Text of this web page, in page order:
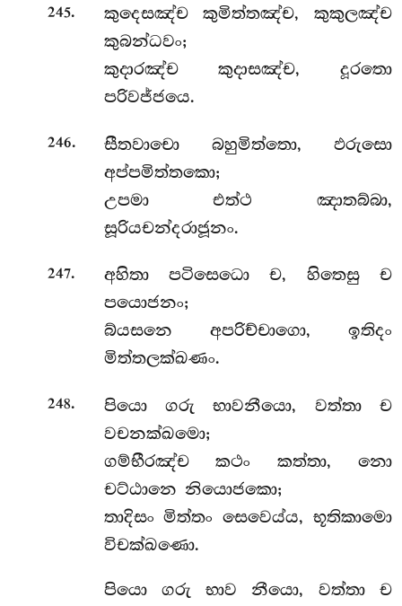
245. කුදෙසඤ්චකුමිත්තඤ්ච, කුකුලඤ්ච
කුබන්ධවං;
කුදාරඤ්ච කුදාසඤ්ච, දූරතො
පරිවජ්ජයෙ.
246.
සීතවාචො බහුමිත්තො, ඵරුසො
අප්පමිත්තකො;
උපමා එත්ථ ඤාතබ්බා,
සූරියචන්දරාජූනං.
247.
අහිතා පටිසෙධො ච, හිතෙසු ච
පයොජනං;
බ්යසනෙ අපරිච්චාගො, ඉතිදං
මිත්තලක්ඛණං.
248. පියොගරු භාවනීයො, වත්තා ච
වචනක්ඛමො;
ගම්භීරඤ්ච කථං කත්තා, නො
චට්ඨානෙ නියොජකො;
තාදිසං මිත්තං සෙවෙය්ය, භූතිකාමො
විචක්ඛණො.
පියො ගරු භාව නීයො, වත්තා ච